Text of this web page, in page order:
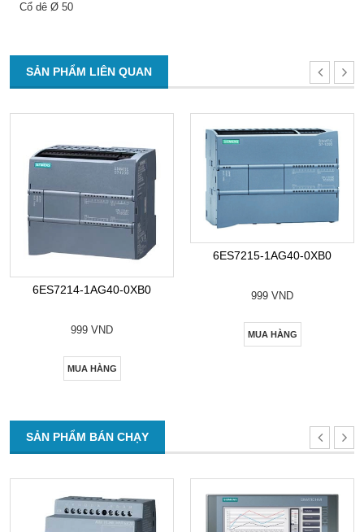
Cổ dê Ø 50
SẢN PHẨM LIÊN QUAN
6ES7214-1AG40-0XB0
999 VND
MUA HÀNG
6ES7215-1AG40-0XB0
999 VND
MUA HÀNG
SẢN PHẨM BÁN CHẠY